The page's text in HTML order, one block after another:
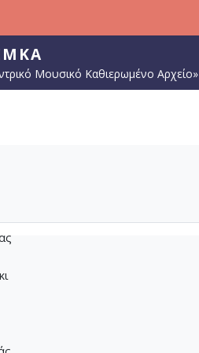
Μουσικό Καθιερωμένο Αρχείο»
όργανα
μουσικά όργανα
Μπάσο